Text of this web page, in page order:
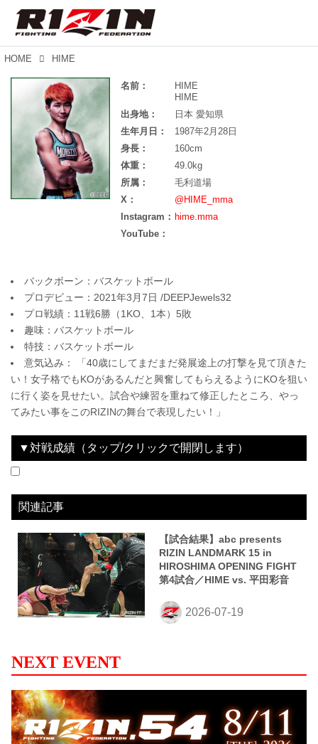
HOME HIME
名前：
HIME
HIME
出身地：
日本 愛知県
生年月日：
1987年2月28日
身長：
160cm
体重：
49.0kg
所属：
毛利道場
X：
@HIME_mma
Instagram： hime.mma
YouTube：
バックボーン：バスケットボール
プロデビュー：2021年3月7日 /DEEPJewels32
プロ戦績：11戦6勝（1KO、1本）5敗
趣味：バスケットボール
特技：バスケットボール
意気込み： 「40歳にしてまだまだ発展途上の打撃を見て頂きた
い！女子格でもKOがあるんだと興奮してもらえるようにKOを狙い
に行く姿を見せたい。試合や練習を重ねて修正したところ、やっ
てみたい事をこのRIZINの舞台で表現したい！」
▼対戦成績（タップ/クリックで開閉します）
関連記事
【試合結果】abc presents
RIZIN LANDMARK 15 in
HIROSHIMA OPENING FIGHT
第4試合／HIME vs. 平田彩音
NEXT EVENT